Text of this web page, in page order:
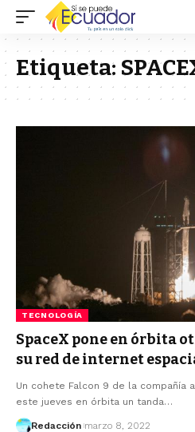
Etiqueta:
TECNOLOGÍA
SpaceX pone en órbita
su red de internet
Un cohete Falcon 9 de la compañía
este jueves en órbita un tanda…
Redacción marzo 8, 2022